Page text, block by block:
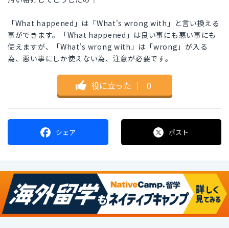
「What happened」は「What's wrong with」と言い換える
事ができます。「What happened」は良い事にも悪い事にも
使えますが、「What's wrong with」は「wrong」が入る
為、悪い事にしか使えない為、注意が必要です。
役に立った ｜ 0
シェア ポスト